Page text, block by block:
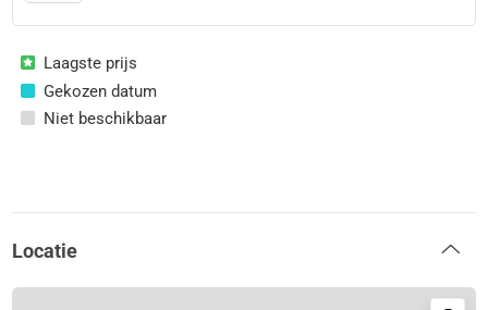
Laagste prijs
Gekozen datum
Niet beschikbaar
Locatie